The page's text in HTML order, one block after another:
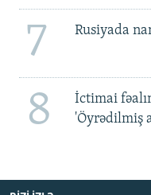
7 Rusiyada
8
İctimai
'Öyrədilmiş